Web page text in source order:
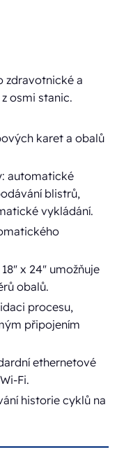
zdravotnické a
osmi stanic.
karet a obalů
automatické
blistrů,
vykládání.
x 24" umožňuje
obalů.
procesu,
připojením
ethernetové
Fi.
historie cyklů na